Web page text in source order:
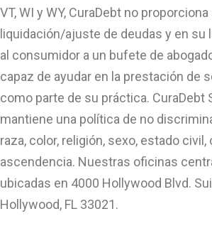
VT, WI y WY, CuraDebt no
liquidación/ajuste de deudas y en su
al consumidor a un bufete de
capaz de ayudar en la prestación de
como parte de su práctica. CuraDebt
mantiene una política de no
raza, color, religión, sexo, estado
ascendencia. Nuestras oficinas
ubicadas en 4000 Hollywood Blvd.
Hollywood, FL 33021.